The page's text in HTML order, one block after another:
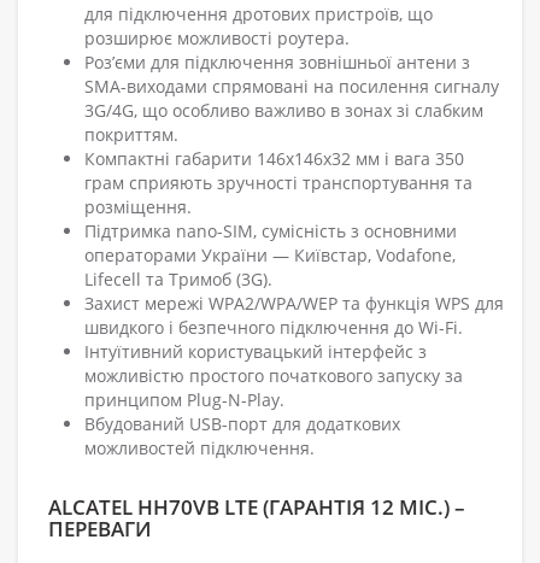
для підключення дротових пристроїв, що
розширює можливості роутера.
Роз’єми для підключення зовнішньої антени з
SMA-виходами спрямовані на посилення сигналу
3G/4G, що особливо важливо в зонах зі слабким
покриттям.
Компактні габарити 146х146х32 мм і вага 350
грам сприяють зручності транспортування та
розміщення.
Підтримка nano-SIM, сумісність з основними
операторами України — Київстар, Vodafone,
Lifecell та Тримоб (3G).
Захист мережі WPA2/WPA/WEP та функція WPS для
швидкого і безпечного підключення до Wi-Fi.
Інтуїтивний користувацький інтерфейс з
можливістю простого початкового запуску за
принципом Plug-N-Play.
Вбудований USB-порт для додаткових
можливостей підключення.
ALCATEL HH70VB LTE (ГАРАНТІЯ 12 МІС.) –
ПЕРЕВАГИ